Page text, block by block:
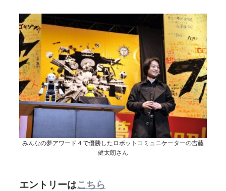
みんなの夢アワード４で優勝したロボットコミュニケーターの吉藤
健太朗さん
エントリーはこちら